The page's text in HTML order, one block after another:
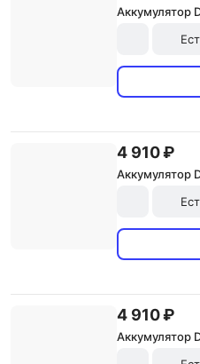
Аккумулятор
4 910 ₽
Аккумулятор
4 910 ₽
Аккумулятор